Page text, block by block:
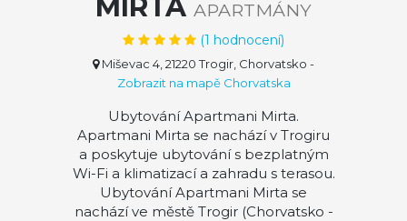
MIRTA APARTMÁNY
(1 hodnocení)
Miševac 4, 21220 Trogir, Chorvatsko -
Zobrazit na mapě Chorvatska
Ubytování Apartmani Mirta.
Apartmani Mirta se nachází v Trogiru
a poskytuje ubytování s bezplatným
Wi-Fi a klimatizací a zahradu s terasou.
Ubytování Apartmani Mirta se
nachází ve městě Trogir (Chorvatsko -